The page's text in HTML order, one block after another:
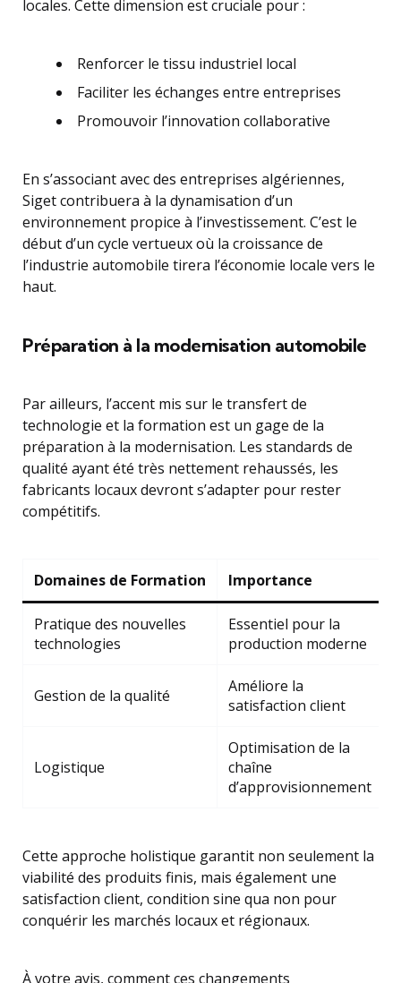
locales. Cette dimension est cruciale pour :
Renforcer le tissu industriel local
Faciliter les échanges entre entreprises
Promouvoir l’innovation collaborative
En s’associant avec des entreprises algériennes,
Siget contribuera à la dynamisation d’un
environnement propice à l’investissement. C’est le
début d’un cycle vertueux où la croissance de
l’industrie automobile tirera l’économie locale vers le
haut.
Préparation à la modernisation automobile
Par ailleurs, l’accent mis sur le transfert de
technologie et la formation est un gage de la
préparation à la modernisation. Les standards de
qualité ayant été très nettement rehaussés, les
fabricants locaux devront s’adapter pour rester
compétitifs.
Domaines de Formation Importance
Pratique des nouvelles
technologies
Essentiel pour la
production moderne
Gestion de la qualité
Améliore la
satisfaction client
Logistique
Optimisation de la
chaîne
d’approvisionnement
Cette approche holistique garantit non seulement la
viabilité des produits finis, mais également une
satisfaction client, condition sine qua non pour
conquérir les marchés locaux et régionaux.
À votre avis, comment ces changements